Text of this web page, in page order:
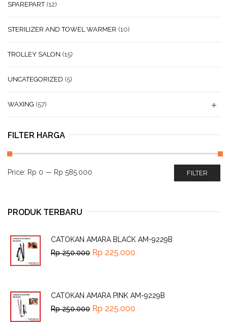
SPAREPART (12)
STERILIZER AND TOWEL WARMER (10)
TROLLEY SALON (15)
UNCATEGORIZED (5)
WAXING (57)
FILTER HARGA
FILTER
Price: Rp 0 — Rp 585.000
PRODUK TERBARU
CATOKAN AMARA BLACK AM-9229B
Rp250.000 Rp 225.000
CATOKAN AMARA PINK AM-9229B
Rp250.000 Rp 225.000